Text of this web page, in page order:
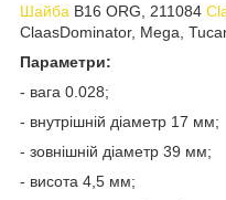
Шайба B16 ORG, 211084
ClaasDominator, Mega,
Параметри:
- вага 0.028;
- внутрішній діаметр 17 мм;
- зовнішній діаметр 39 мм;
- висота 4,5 мм;